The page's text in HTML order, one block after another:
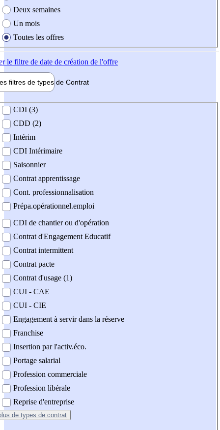
Deux semaines
Un mois
Toutes les offres
le filtre de date de création de l'offre
filtres de types de Contrat
contrat
CDI (3)
CDD (2)
Intérim
CDI Intérimaire
Saisonnier
Contrat apprentissage
Cont. professionnalisation
Prépa.opérationnel.emploi
CDI de chantier ou d'opération
Contrat d'Engagement Educatif
Contrat intermittent
Contrat pacte
Contrat d'usage (1)
CUI - CAE
CUI - CIE
Engagement à servir dans la réserve
Franchise
Insertion par l'activ.éco.
Portage salarial
Profession commerciale
Profession libérale
Reprise d'entreprise
de types de contrat